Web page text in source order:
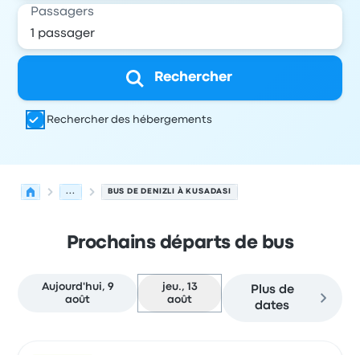
Passagers
Rechercher
Rechercher des hébergements
... BUS DE DENIZLI À KUSADASI
Prochains départs de bus
Aujourd'hui, 9
août
jeu., 13
août
Plus de
dates